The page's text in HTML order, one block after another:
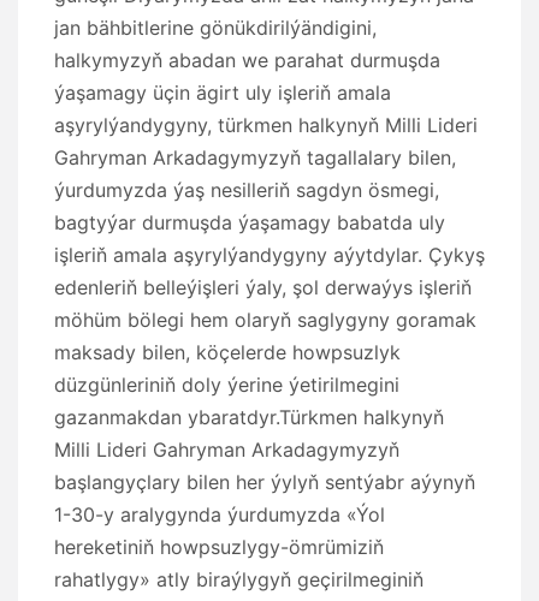
jan bähbitlerine gönükdirilýändigini,
halkymyzyň abadan we parahat durmuşda
ýaşamagy üçin ägirt uly işleriň amala
aşyrylýandygyny, türkmen halkynyň Milli Lideri
Gahryman Arkadagymyzyň tagallalary bilen,
ýurdumyzda ýaş nesilleriň sagdyn ösmegi,
bagtyýar durmuşda ýaşamagy babatda uly
işleriň amala aşyrylýandygyny aýytdylar. Çykyş
edenleriň belleýişleri ýaly, şol derwaýys işleriň
möhüm bölegi hem olaryň saglygyny goramak
maksady bilen, köçelerde howpsuzlyk
düzgünleriniň doly ýerine ýetirilmegini
gazanmakdan ybaratdyr.Türkmen halkynyň
Milli Lideri Gahryman Arkadagymyzyň
başlangyçlary bilen her ýylyň sentýabr aýynyň
1-30-y aralygynda ýurdumyzda «Ýol
hereketiniň howpsuzlygy-ömrümiziň
rahatlygy» atly biraýlygyň geçirilmeginiň